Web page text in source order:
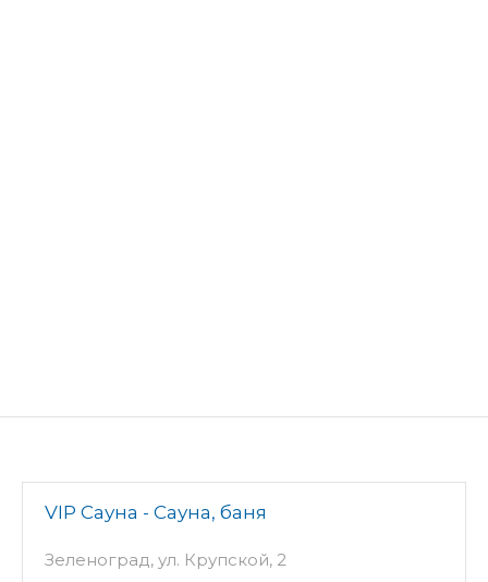
VIP Сауна - Сауна, баня
Зеленоград, ул. Крупской, 2